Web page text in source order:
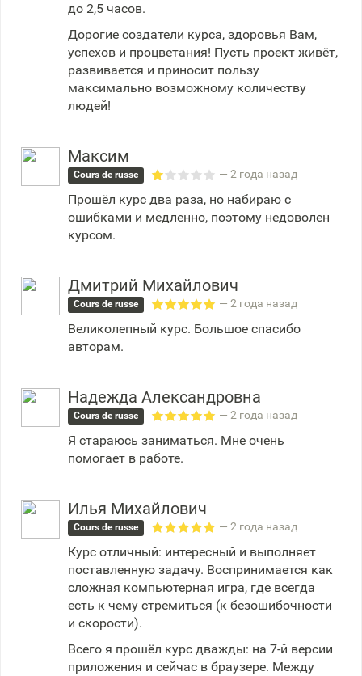
до 2,5 часов.
Дорогие создатели курса, здоровья Вам,
успехов и процветания! Пусть проект живёт,
развивается и приносит пользу
максимально возможному количеству
людей!
Максим
Cours de russe — 2 года назад
Прошёл курс два раза, но набираю с
ошибками и медленно, поэтому недоволен
курсом.
Дмитрий Михайлович
Cours de russe — 2 года назад
Великолепный курс. Большое спасибо
авторам.
Надежда Александровна
Cours de russe — 2 года назад
Я стараюсь заниматься. Мне очень
помогает в работе.
Илья Михайлович
Cours de russe — 2 года назад
Курс отличный: интересный и выполняет
поставленную задачу. Воспринимается как
сложная компьютерная игра, где всегда
есть к чему стремиться (к безошибочности
и скорости).
Всего я прошёл курс дважды: на 7-й версии
приложения и сейчас в браузере. Между